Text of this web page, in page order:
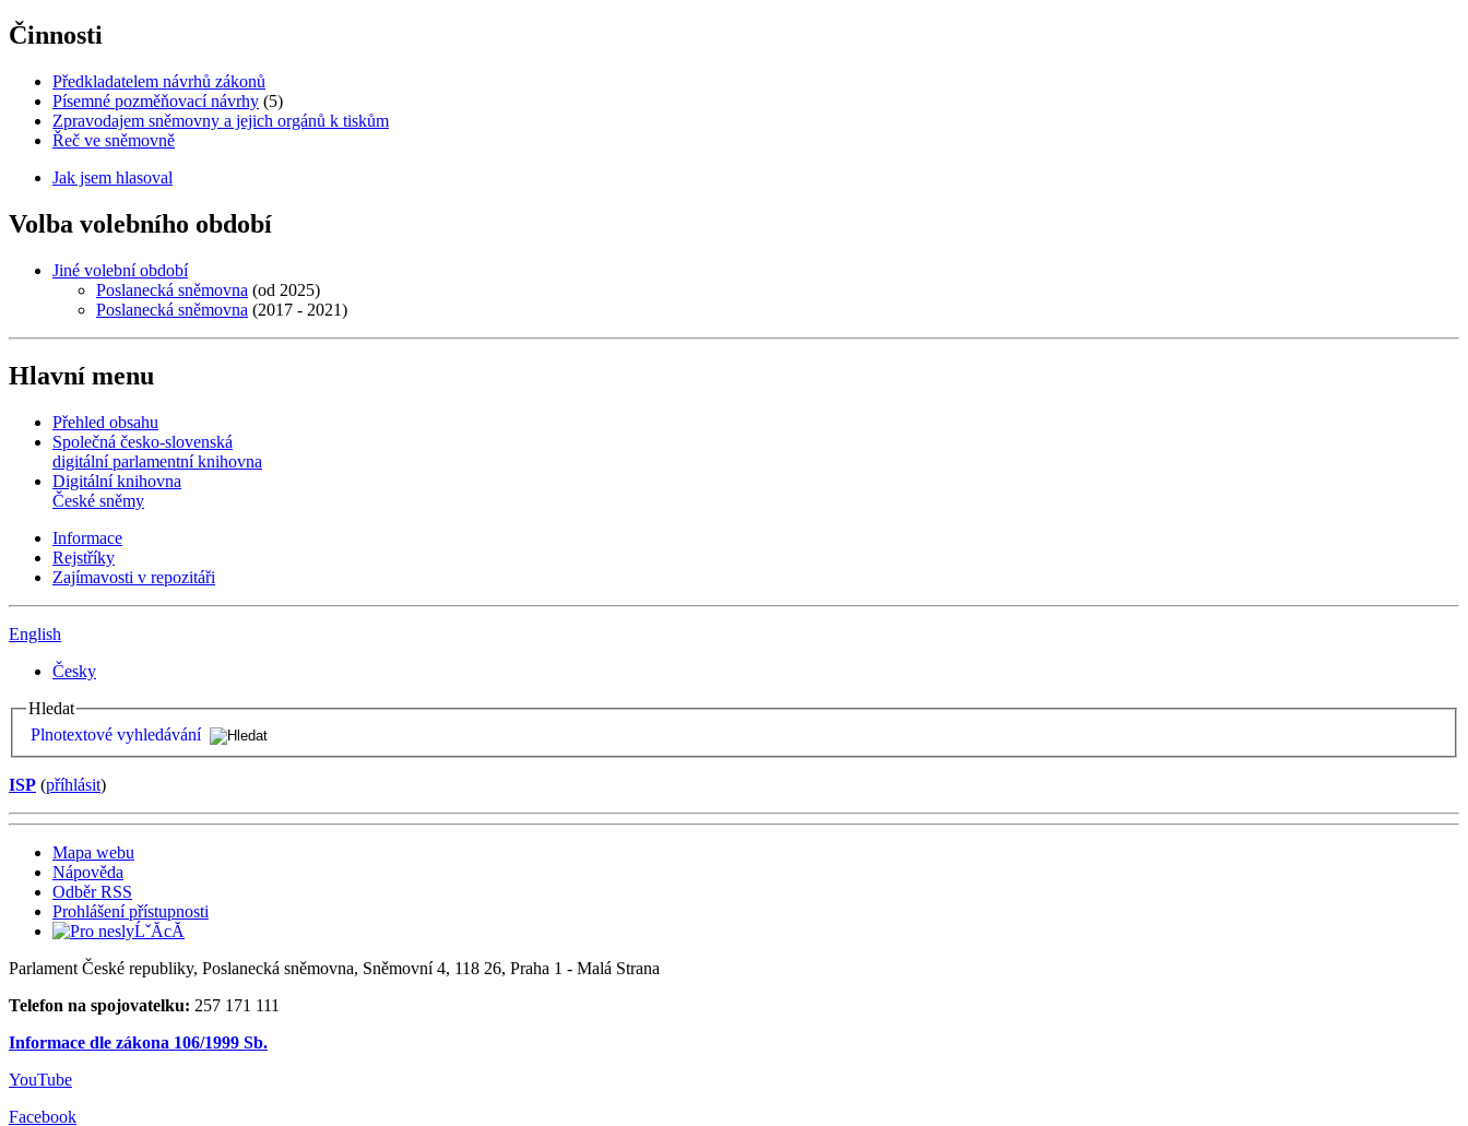
Činnosti
Předkladatelem návrhů zákonů
Písemné pozměňovací návrhy (5)
Zpravodajem sněmovny a jejich orgánů k tiskům
Řeč ve sněmovně
Jak jsem hlasoval
Volba volebního období
Jiné volební období
Poslanecká sněmovna (od 2025)
Poslanecká sněmovna (2017 - 2021)
Hlavní menu
Přehled obsahu
Společná česko-slovenská
digitální parlamentní knihovna
Digitální knihovna
České sněmy
Informace
Rejstříky
Zajímavosti v repozitáři
English
Česky
Hledat
Plnotextové vyhledávání
ISP (příhlásit)
Mapa webu
Nápověda
Odběr RSS
Prohlášení přístupnosti
Parlament České republiky, Poslanecká sněmovna, Sněmovní 4, 118 26, Praha 1 - Malá Strana
Telefon na spojovatelku: 257 171 111
Informace dle zákona 106/1999 Sb.
YouTube
Facebook